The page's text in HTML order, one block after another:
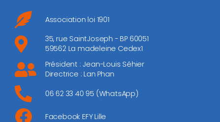
Association loi 1901
35, rue SaintJoseph - BP 60051
59562 La madeleine Cedex1
Président : Jean-Louis Séhier
Directrice : Lan Phan
06 62 33 40 95 (WhatsApp)
Facebook EFY Lille